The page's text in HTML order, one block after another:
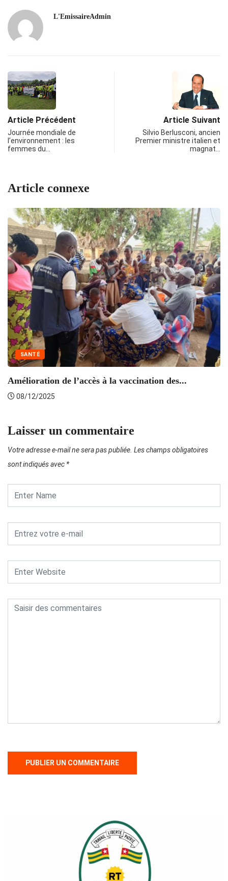
L'EmissaireAdmin
Article Précédent
Journée mondiale de
l’environnement : les
femmes du…
Article Suivant
Silvio Berlusconi, ancien
Premier ministre italien et
magnat…
Article connexe
SANTÉ
Amélioration de l’accès à la vaccination des...
08/12/2025
Laisser un commentaire
Votre adresse e-mail ne sera pas publiée. Les champs obligatoires
sont indiqués avec *